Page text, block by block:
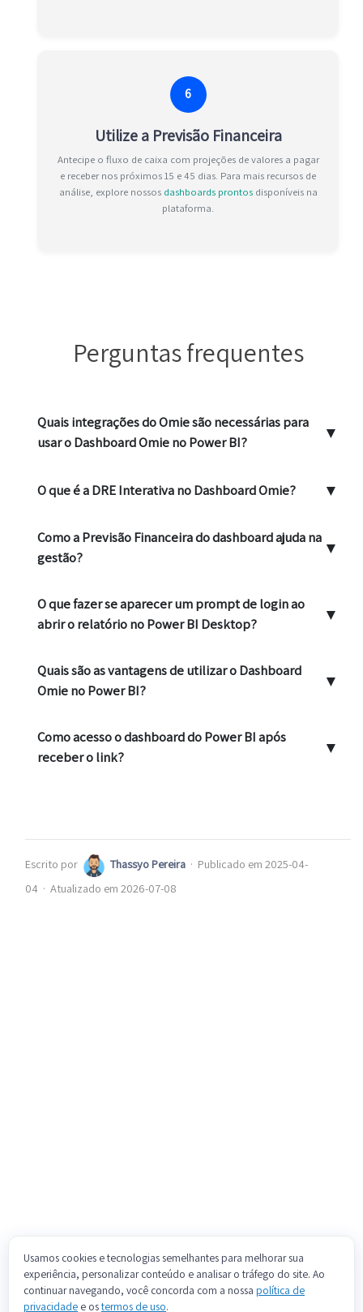
6
Utilize a Previsão Financeira
Antecipe o fluxo de caixa com projeções de valores a pagar
e receber nos próximos 15 e 45 dias. Para mais recursos de
análise, explore nossos dashboards prontosdisponíveis na
plataforma.
Perguntas frequentes
Quais integrações do Omie são necessárias para
usar o Dashboard Omie no Power BI?
▼
O que é a DRE Interativa no Dashboard Omie? ▼
Como a Previsão Financeira do dashboard ajuda na
gestão?
▼
O que fazer se aparecer um prompt de login ao
abrir o relatório no Power BI Desktop?
▼
Quais são as vantagens de utilizar o Dashboard
Omie no Power BI?
▼
Como acesso o dashboard do Power BI após
receber o link?
▼
Escrito por Thassyo Pereira · Publicado em 2025-04-
04 · Atualizado em 2026-07-08
Usamos cookies e tecnologias semelhantes para melhorar sua
experiência, personalizar conteúdo e analisar o tráfego do site. Ao
continuar navegando, você concorda com a nossa política de
privacidade e ostermos de uso.